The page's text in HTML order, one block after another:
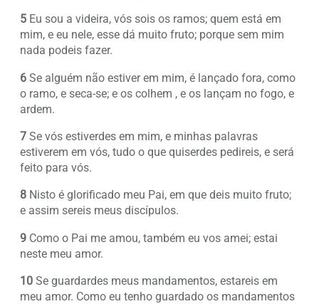
5 Eu sou a videira, vós sois os ramos; quem está em
mim, e eu nele, esse dá muito fruto; porque sem mim
nada podeis fazer.
6 Se alguém não estiver em mim, é lançado fora, como
o ramo, e seca-se; e os colhem , e os lançam no fogo, e
ardem.
7 Se vós estiverdes em mim, e minhas palavras
estiverem em vós, tudo o que quiserdes pedireis, e será
feito para vós.
8 Nisto é glorificado meu Pai, em que deis muito fruto;
e assim sereis meus discípulos.
9 Como o Pai me amou, também eu vos amei; estai
neste meu amor.
10 Se guardardes meus mandamentos, estareis em
meu amor. Como eu tenho guardado os mandamentos